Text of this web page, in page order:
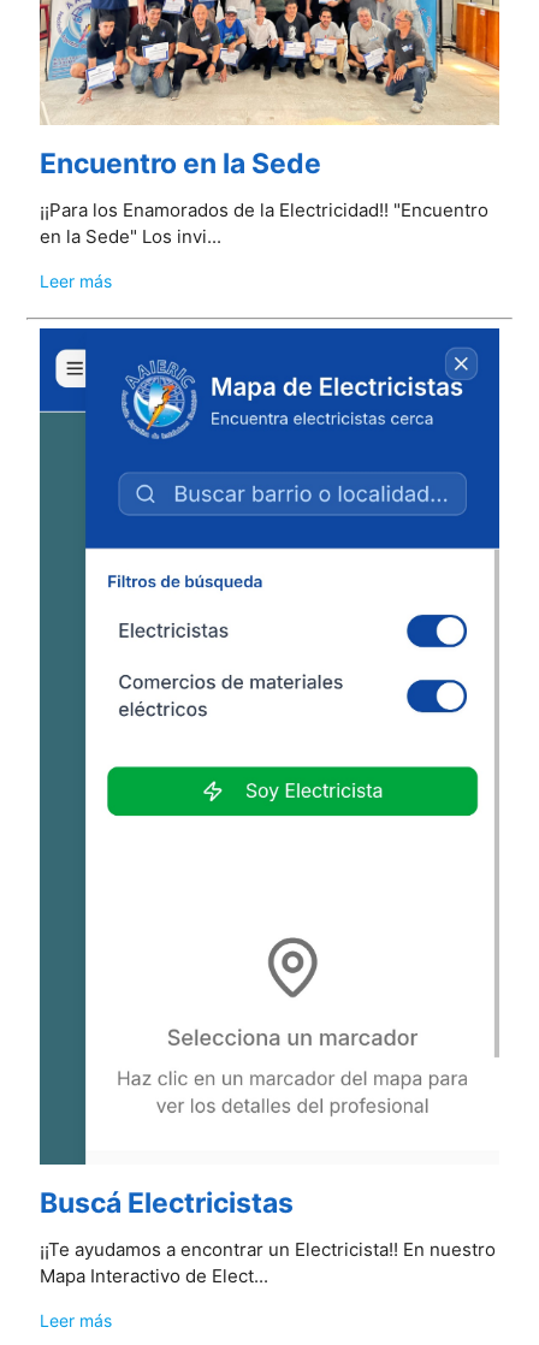
Encuentro en la Sede
¡¡Para los Enamorados de la Electricidad!! "Encuentro
en la Sede" Los invi...
Leer más
Buscá Electricistas
¡¡Te ayudamos a encontrar un Electricista!! En nuestro
Mapa Interactivo de Elect...
Leer más